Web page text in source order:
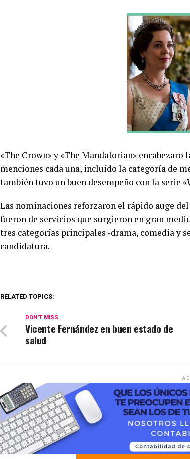
«The Crown» y «The Mandalorian»
menciones cada una, incluido la categoría de
también tuvo un buen desempeño con la serie
Las nominaciones reforzaron el rápido auge
fueron de servicios que surgieron en gran
tres categorías principales -drama, comedia y
candidatura.
RELATED TOPICS:
DON'T MISS
Vicente Fernández en buen estado de
salud